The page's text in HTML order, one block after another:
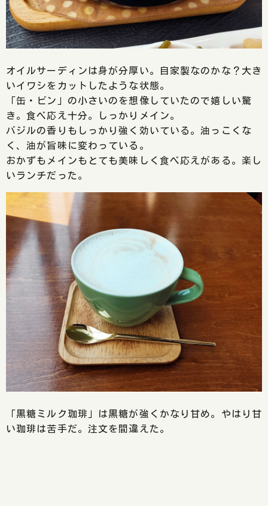
オイルサーディンは身が分厚い。自家製なのかな？大き
いイワシをカットしたような状態。
「缶・ビン」の小さいのを想像していたので嬉しい驚
き。食べ応え十分。しっかりメイン。
バジルの香りもしっかり強く効いている。油っこくな
く、油が旨味に変わっている。
おかずもメインもとても美味しく食べ応えがある。楽し
いランチだった。
「黒糖ミルク珈琲」は黒糖が強くかなり甘め。やはり甘
い珈琲は苦手だ。注文を間違えた。